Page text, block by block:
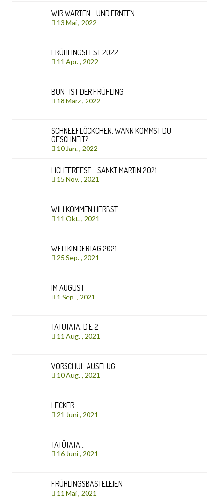
WIR WARTEN… UND ERNTEN..
13 Mai , 2022
FRÜHLINGSFEST 2022
11 Apr. , 2022
BUNT IST DER FRÜHLING
18 März , 2022
SCHNEEFLÖCKCHEN, WANN KOMMST DU
GESCHNEIT?
10 Jan. , 2022
LICHTERFEST – SANKT MARTIN 2021
15 Nov. , 2021
WILLKOMMEN HERBST
11 Okt. , 2021
WELTKINDERTAG 2021
25 Sep. , 2021
IM AUGUST
1 Sep. , 2021
TATÜTATA, DIE 2.
11 Aug. , 2021
VORSCHUL-AUSFLUG
10 Aug. , 2021
LECKER
21 Juni , 2021
TATÜTATA…
16 Juni , 2021
FRÜHLINGSBASTELEIEN
11 Mai , 2021